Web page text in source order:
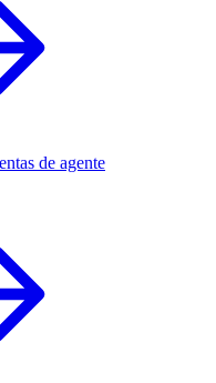
de agente